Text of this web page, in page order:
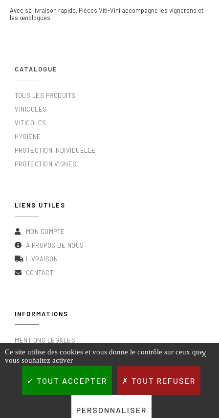
Avec sa livraison rapide, Pièces Viti-Vini accompagne les vignerons et
les œnologues.
CATALOGUE
TOUS LES PRODUITS
VINICOLES
VITICOLES
HYGIÈNE
PROTECTION INDIVIDUELLE
PROTECTION VIGNES
LIENS UTILES
MON COMPTE
À PROPOS DE NOUS
LIVRAISON
CONTACT
INFORMATIONS
MENTIONS LÉGALES
CONDITIONS GÉNÉRALES DE VENTE
RGPD & POLITIQUE DE CONFIDENTIALITÉ
X
Ce site utilise des cookies et vous donne le contrôle sur ceux que
vous souhaitez activer
TOUT ACCEPTER TOUT REFUSER
PERSONNALISER